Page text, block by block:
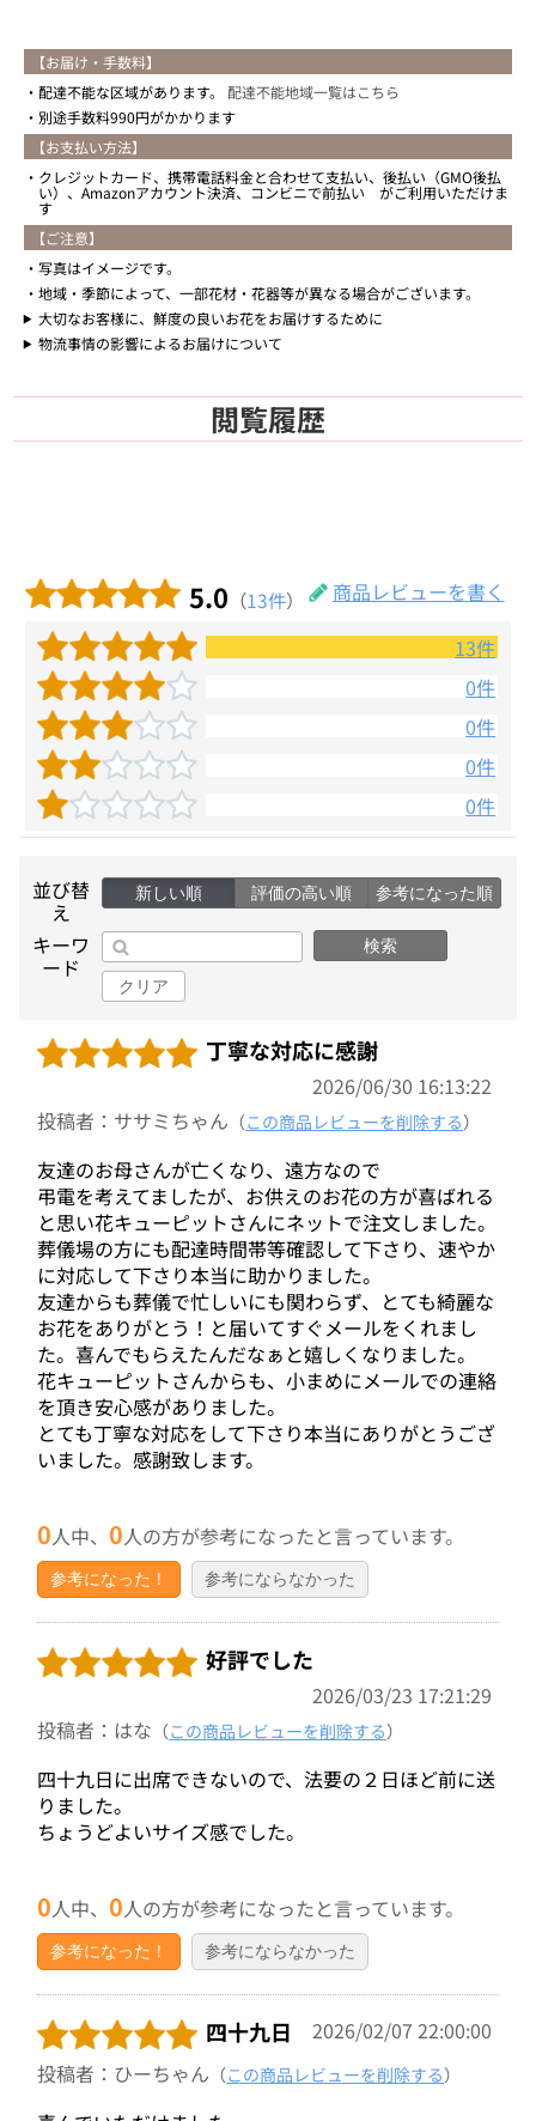
【お届け・手数料】
配達不能な区域があります。 配達不能地域一覧はこちら
別途手数料990円がかかります
【お支払い方法】
クレジットカード、携帯電話料金と合わせて支払い、後払い（GMO後払
い）、Amazonアカウント決済、コンビニで前払い がご利用いただけま
す
【ご注意】
写真はイメージです。
地域・季節によって、一部花材・花器等が異なる場合がございます。
大切なお客様に、鮮度の良いお花をお届けするために
物流事情の影響によるお届けについて
閲覧履歴
5.0 （13件）
商品レビューを書く
13件
0件
0件
0件
0件
並び替
え
新しい順 評価の高い順 参考になった順
キーワ
ード
検索
クリア
丁寧な対応に感謝
2026/06/30 16:13:22
投稿者：ササミちゃん （この商品レビューを削除する）
友達のお母さんが亡くなり、遠方なので
弔電を考えてましたが、お供えのお花の方が喜ばれる
と思い花キューピットさんにネットで注文しました。
葬儀場の方にも配達時間帯等確認して下さり、速やか
に対応して下さり本当に助かりました。
友達からも葬儀で忙しいにも関わらず、とても綺麗な
お花をありがとう！と届いてすぐメールをくれまし
た。喜んでもらえたんだなぁと嬉しくなりました。
花キューピットさんからも、小まめにメールでの連絡
を頂き安心感がありました。
とても丁寧な対応をして下さり本当にありがとうござ
いました。感謝致します。
0人中、0人の方が参考になったと言っています。
参考になった！ 参考にならなかった
好評でした
2026/03/23 17:21:29
投稿者：はな （この商品レビューを削除する）
四十九日に出席できないので、法要の２日ほど前に送
りました。
ちょうどよいサイズ感でした。
0人中、0人の方が参考になったと言っています。
参考になった！ 参考にならなかった
四十九日
2026/02/07 22:00:00
投稿者：ひーちゃん （この商品レビューを削除する）